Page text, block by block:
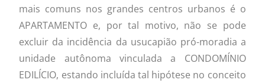
mais comuns nos grandes centros urbanos é o
APARTAMENTO e, por tal motivo, não se pode
excluir da incidência da usucapião pró-moradia a
unidade autônoma vinculada a CONDOMÍNIO
EDILÍCIO, estando incluída tal hipótese no conceito